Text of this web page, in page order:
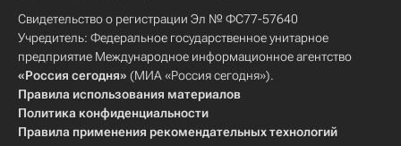
Свидетельство о регистрации Эл № ФС77-57640
Учредитель: Федеральное государственное унитарное
предприятие Международное информационное агентство
«Россия сегодня» (МИА «Россия сегодня»).
Правила использования материалов
Политика конфиденциальности
Правила применения рекомендательных технологий